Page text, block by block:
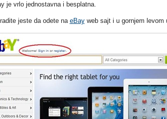
je vrlo jednostavna i besplatna.
jeste da odete naeBayweb sajt i u gornjem levom